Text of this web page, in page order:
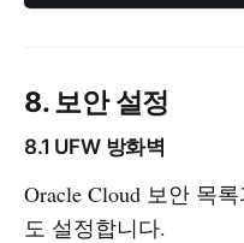
8. 보안 설정
8.1 UFW 방화벽
Oracle Cloud 보안 목
도 설정합니다.